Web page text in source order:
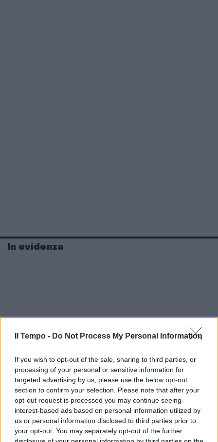
Il Tempo - Do Not Process My Personal Information
If you wish to opt-out of the sale, sharing to third parties, or
processing of your personal or sensitive information for
targeted advertising by us, please use the below opt-out
section to confirm your selection. Please note that after your
opt-out request is processed you may continue seeing
interest-based ads based on personal information utilized by
us or personal information disclosed to third parties prior to
your opt-out. You may separately opt-out of the further
In evidenza